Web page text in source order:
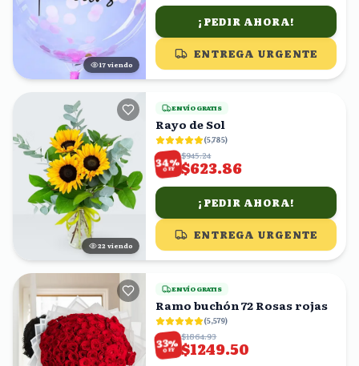
16 viendo
¡PEDIR AHORA!
ENTREGA URGENTE
23 viendo
ENVÍO GRATIS
Rayo de Sol
(5,785)
34%
OFF
$945.24
$623.86
¡PEDIR AHORA!
ENTREGA URGENTE
ENVÍO GRATIS
Ramo buchón 72 Rosas rojas
(5,579)
33%
OFF
$1864.93
$1249.50